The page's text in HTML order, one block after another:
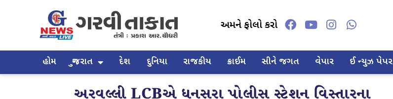
અમને ફોલો કરો
હોમ ગુજરાત દેશ દુનિયા રાજકીય ક્રાઈમ સીને જગત વેપાર ઈ ન્યુઝ પેપર
અરવલ્લી LCBએ ધનસુરા પોલીસ સ્ટેશન વિસ્તારના